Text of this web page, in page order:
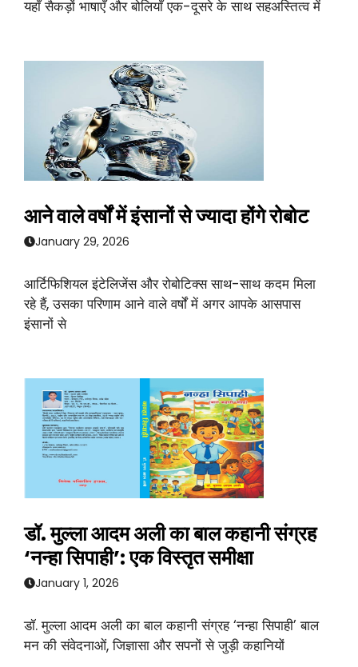
यहाँ सैकड़ों भाषाएँ और बोलियाँ एक-दूसरे के साथ सहअस्तित्व में
आने वाले वर्षों में इंसानों से ज्यादा होंगे रोबोट
January 29, 2026
आर्टिफिशियल इंटेलिजेंस और रोबोटिक्स साथ-साथ कदम मिला
रहे हैं, उसका परिणाम आने वाले वर्षों में अगर आपके आसपास
इंसानों से
डॉ. मुल्ला आदम अली का बाल कहानी संग्रह
‘नन्हा सिपाही’: एक विस्तृत समीक्षा
January 1, 2026
डॉ. मुल्ला आदम अली का बाल कहानी संग्रह ‘नन्हा सिपाही’ बाल
मन की संवेदनाओं, जिज्ञासा और सपनों से जुड़ी कहानियों